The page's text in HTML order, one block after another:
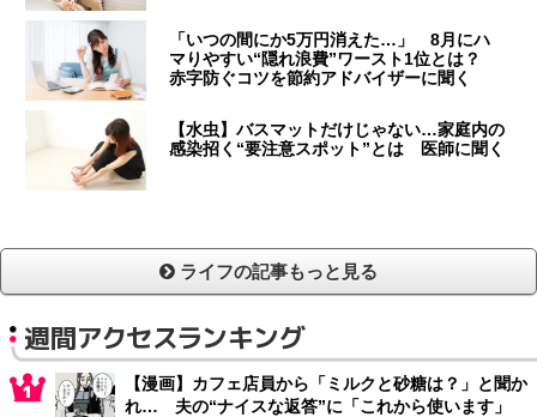
「いつの間にか5万円消えた…」 8月にハ
マりやすい“隠れ浪費”ワースト1位とは？
赤字防ぐコツを節約アドバイザーに聞く
【水虫】バスマットだけじゃない…家庭内の
感染招く“要注意スポット”とは 医師に聞く
ライフの記事もっと見る
週間アクセスランキング
【漫画】カフェ店員から「ミルクと砂糖は？」と聞か
れ… 夫の“ナイスな返答”に「これから使います」